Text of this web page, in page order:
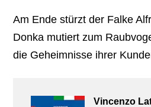
Am Ende stürzt der Falke
Donka mutiert zum
die Geheimnisse ihrer
Vincenzo